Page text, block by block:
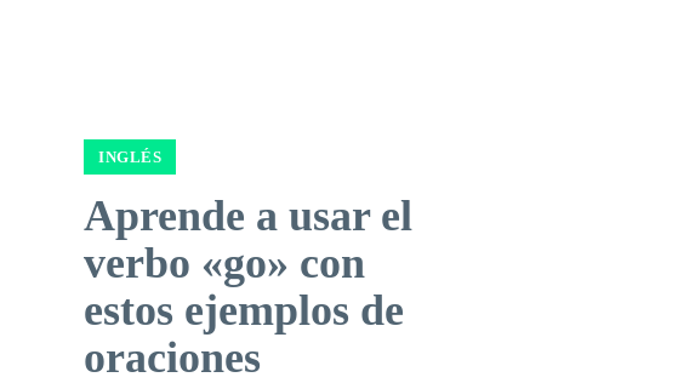
INGLÉS
Aprende a usar el
verbo «go» con
estos ejemplos de
oraciones